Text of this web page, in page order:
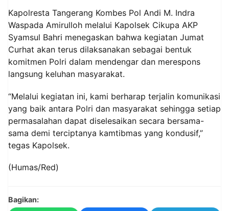
Kapolresta Tangerang Kombes Pol Andi M. Indra
Waspada Amirulloh melalui Kapolsek Cikupa AKP
Syamsul Bahri menegaskan bahwa kegiatan Jumat
Curhat akan terus dilaksanakan sebagai bentuk
komitmen Polri dalam mendengar dan merespons
langsung keluhan masyarakat.
“Melalui kegiatan ini, kami berharap terjalin komunikasi
yang baik antara Polri dan masyarakat sehingga setiap
permasalahan dapat diselesaikan secara bersama-
sama demi terciptanya kamtibmas yang kondusif,”
tegas Kapolsek.
(Humas/Red)
Bagikan: